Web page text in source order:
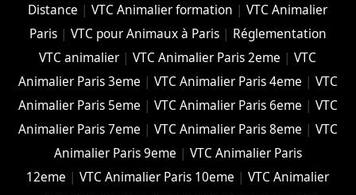
Distance |VTC Animalier formation |VTC Animalier
Paris| VTC pour Animaux à Paris| Réglementation
VTC animalier |VTC Animalier Paris 2eme |VTC
Animalier Paris 3eme | VTC Animalier Paris 4eme | VTC
Animalier Paris 5eme | VTC Animalier Paris 6eme | VTC
Animalier Paris 7eme | VTC Animalier Paris 8eme | VTC
Animalier Paris 9eme | VTC Animalier Paris
12eme |VTC Animalier Paris 10eme |VTC Animalier